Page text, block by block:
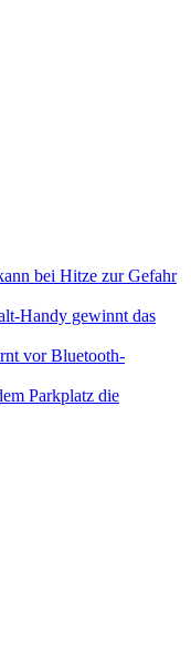
bei Hitze zur Gefahr
Handy gewinnt das
vor Bluetooth-
Parkplatz die